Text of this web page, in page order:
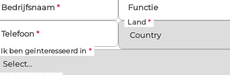
Bedrijfsnaam Functie
Telefoon
Land
Ik ben geïnteresseerd in